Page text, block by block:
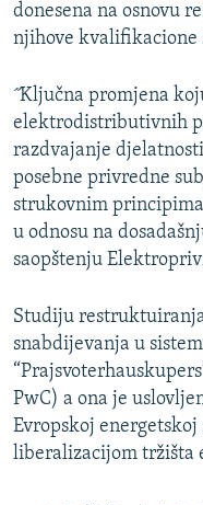
donesena na osnovu
njihove kvalifikacione
˝Ključna promjena
elektrodistributivnih
razdvajanje
posebne privredne
strukovnim
u odnosu na
saopštenju
Studiju
snabdijevanja u
PwC) a ona je
Evropskoj
liberalizacijom tržišta